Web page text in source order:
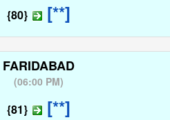
{80} [**]
FARIDABAD
(06:00 PM)
{81} [**]